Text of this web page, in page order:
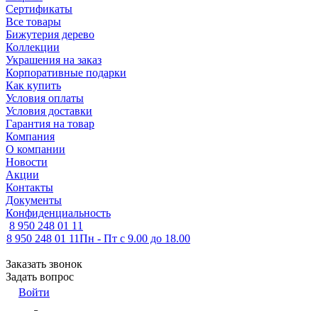
Сертификаты
Все товары
Бижутерия дерево
Коллекции
Украшения на заказ
Корпоративные подарки
Как купить
Условия оплаты
Условия доставки
Гарантия на товар
Компания
О компании
Новости
Акции
Контакты
Документы
Конфиденциальность
8 950 248 01 11
8 950 248 01 11Пн - Пт с 9.00 до 18.00
Заказать звонок
Задать вопрос
Войти